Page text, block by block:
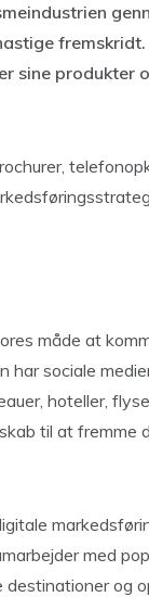
sine produkter
måde at
har sociale
hoteller,
til at fremme
med
og